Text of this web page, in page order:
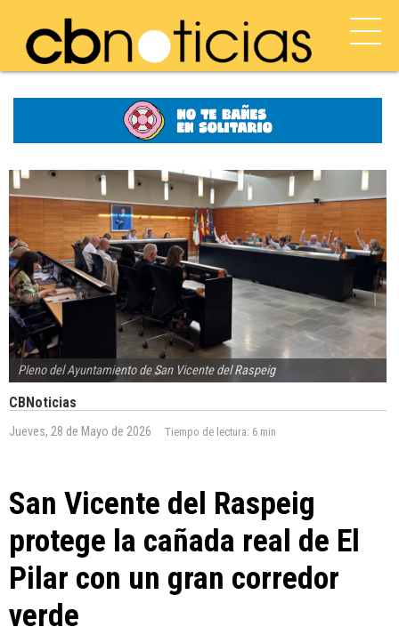
Pleno del Ayuntamiento de San Vicente del Raspeig
CBNoticias
Jueves, 28 de Mayo de 2026 Tiempo de lectura: 6 min
San Vicente del Raspeig
protege la cañada real de El
Pilar con un gran corredor
verde